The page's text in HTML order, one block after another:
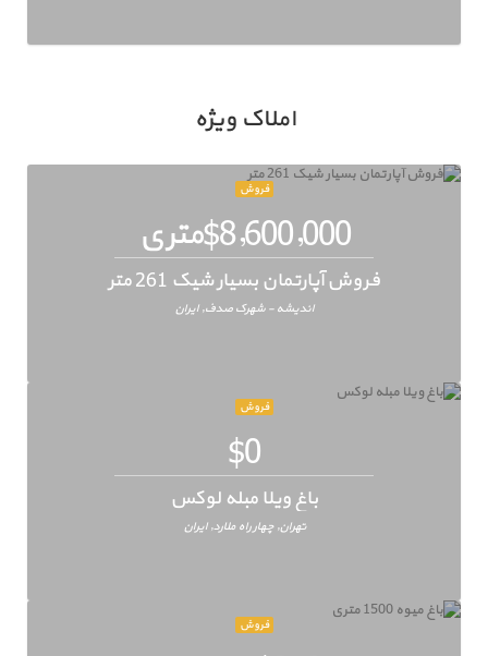
املاک ویژه
$8,600,000متری
فروش
فروش آپارتمان بسیار شیک 261 متر
اندیشه - شهرک صدف, ایران
$0
فروش
باغ ویلا مبله لوکس
تهران, چهار راه ملارد, ایران
فروش